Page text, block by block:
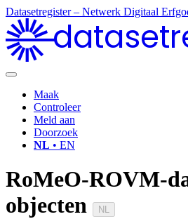
Datasetregister – Netwerk Digitaal
Maak
Controleer
Meld aan
Doorzoek
NL • EN
RoMeO-ROVM-
objecten
NL